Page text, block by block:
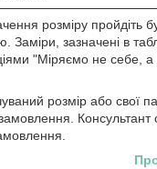
розміру пройдіть
Заміри, зазначені в
"Міряємо не себе, а
розмір або свої
Консультант